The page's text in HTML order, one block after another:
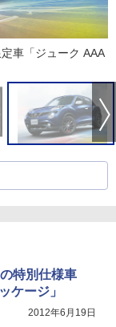
車「ジューク AAA
特別仕様車
ケージ」
2012年6月19日